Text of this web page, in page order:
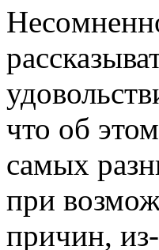
что об
самых
при
причин,